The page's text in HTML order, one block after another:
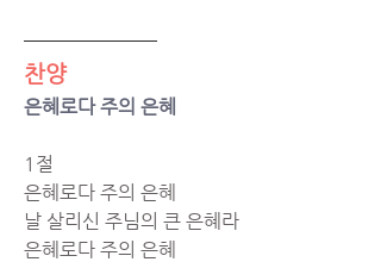
찬양
은혜로다 주의 은혜
1절
은혜로다 주의 은혜
날 살리신 주님의 큰 은혜라
은혜로다 주의 은혜